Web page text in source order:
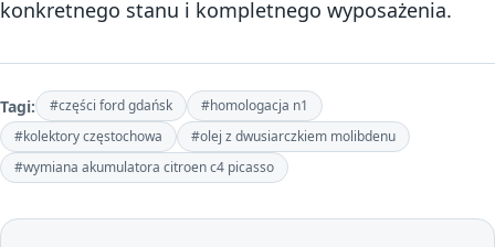
konkretnego stanu i kompletnego wyposażenia.
Tagi: #części ford gdańsk
#homologacja n1
#kolektory częstochowa
#olej z dwusiarczkiem molibdenu
#wymiana akumulatora citroen c4 picasso